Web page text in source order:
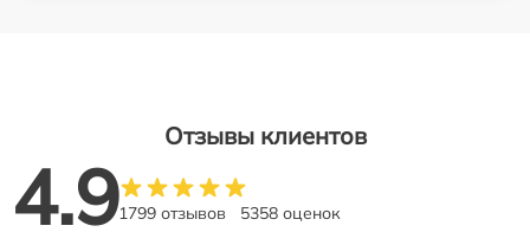
Отзывы клиентов
4.91799 отзывов 5358 оценок